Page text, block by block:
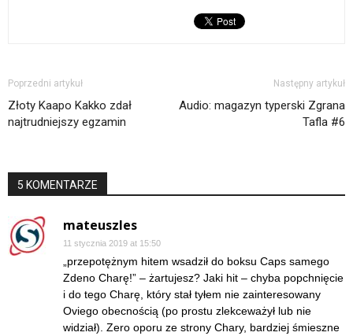
Poprzedni artykuł
Złoty Kaapo Kakko zdał
najtrudniejszy egzamin
Następny artykuł
Audio: magazyn typerski Zgrana
Tafla #6
5 KOMENTARZE
mateuszles
11 stycznia 2019 at 15:50
„przepotężnym hitem wsadził do boksu Caps samego
Zdeno Charę!” – żartujesz? Jaki hit – chyba popchnięcie
i do tego Charę, który stał tyłem nie zainteresowany
Oviego obecnością (po prostu zlekceważył lub nie
widział). Zero oporu ze strony Chary, bardziej śmieszne